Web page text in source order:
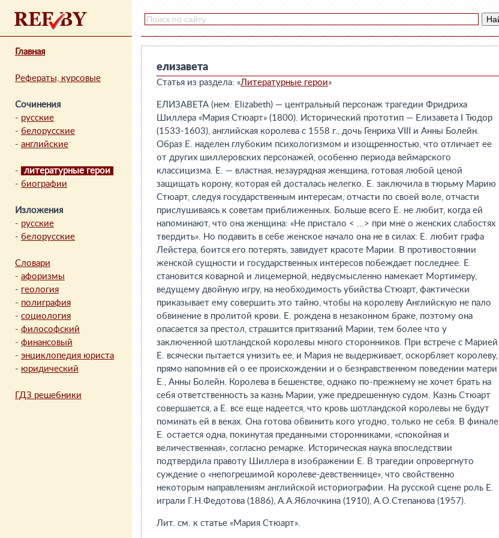
Главная
Рефераты, курсовые
Сочинения
- русские
- белорусские
- английские
-
литературные герои
- биографии
Изложения
- русские
- белорусские
Словари
- афоризмы
- геология
- полиграфия
- социология
- философский
- финансовый
- энциклопедия юриста
- юридический
ГДЗ решебники
елизавета
Статья из раздела: «Литературные герои»
ЕЛИЗАВЕТА (нем. Elizabeth) — центральный персонаж трагедии Фридриха
Шиллера «Мария Стюарт» (1800). Исторический прототип — Елизавета I Тюдор
(1533-1603), английская королева с 1558 г., дочь Генриха VIII и Анны Болейн.
Образ Е. наделен глубоким психологизмом и изощренностью, что отличает ее
от других шиллеровских персонажей, особенно периода веймарского
классицизма. Е. — властная, незаурядная женщина, готовая любой ценой
защищать корону, которая ей досталась нелегко. Е. заключила в тюрьму Марию
Стюарт, следуя государственным интересам, отчасти по своей воле, отчасти
прислушиваясь к советам приближенных. Больше всего Е. не любит, когда ей
напоминают, что она женщина: «Не пристало < ...> при мне о женских слабостях
твердить». Но подавить в себе женское начало она не в силах: Е. любит графа
Лейстера, боится его потерять, завидует красоте Марии. В противостоянии
женской сущности и государственных интересов побеждает последнее. Е.
становится коварной и лицемерной, недвусмысленно намекает Мортимеру,
ведущему двойную игру, на необходимость убийства Стюарт, фактически
приказывает ему совершить это тайно, чтобы на королеву Английскую не пало
обвинение в пролитой крови. Е. рождена в незаконном браке, поэтому она
опасается за престол, страшится притязаний Марии, тем более что у
заключенной шотландской королевы много сторонников. При встрече с Марией
Е. всячески пытается унизить ее, и Мария не выдерживает, оскорбляет королеву,
прямо напомнив ей о ее происхождении и о безнравственном поведении матери
Е., Анны Болейн. Королева в бешенстве, однако по-прежнему не хочет брать на
себя ответственность за казнь Марии, уже предрешенную судом. Казнь Стюарт
совершается, а Е. все еще надеется, что кровь шотландской королевы не будут
поминать ей в веках. Она готова обвинить кого угодно, только не себя. В финале
Е. остается одна, покинутая преданными сторонниками, «спокойная и
величественная», согласно ремарке. Историческая наука впоследствии
подтвердила правоту Шиллера в изображении Е. В трагедии опровергнуто
суждение о «непогрешимой королеве-девственнице», что свойственно
некоторым направлениям английской историографии. На русской сцене роль Е.
играли Г.Н.Федотова (1886), А.А.Яблочкина (1910), А.О.Степанова (1957).
Лит. см. к статье «Мария Стюарт».